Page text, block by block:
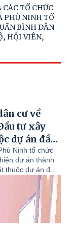
TỔ CHỨC
PHÙ NINH TỔ
BÌNH DÂN
HỘI VIÊN,
cư về
tư xây
dự án đầu
Cai – Hà
Ninh tổ chức
dự án thành
dự án đầu
– Hải Phòng. Dự
đường sắt
xã Phù Ninh có
trực Đảng ủy;
ủy, Phó chủ tịch